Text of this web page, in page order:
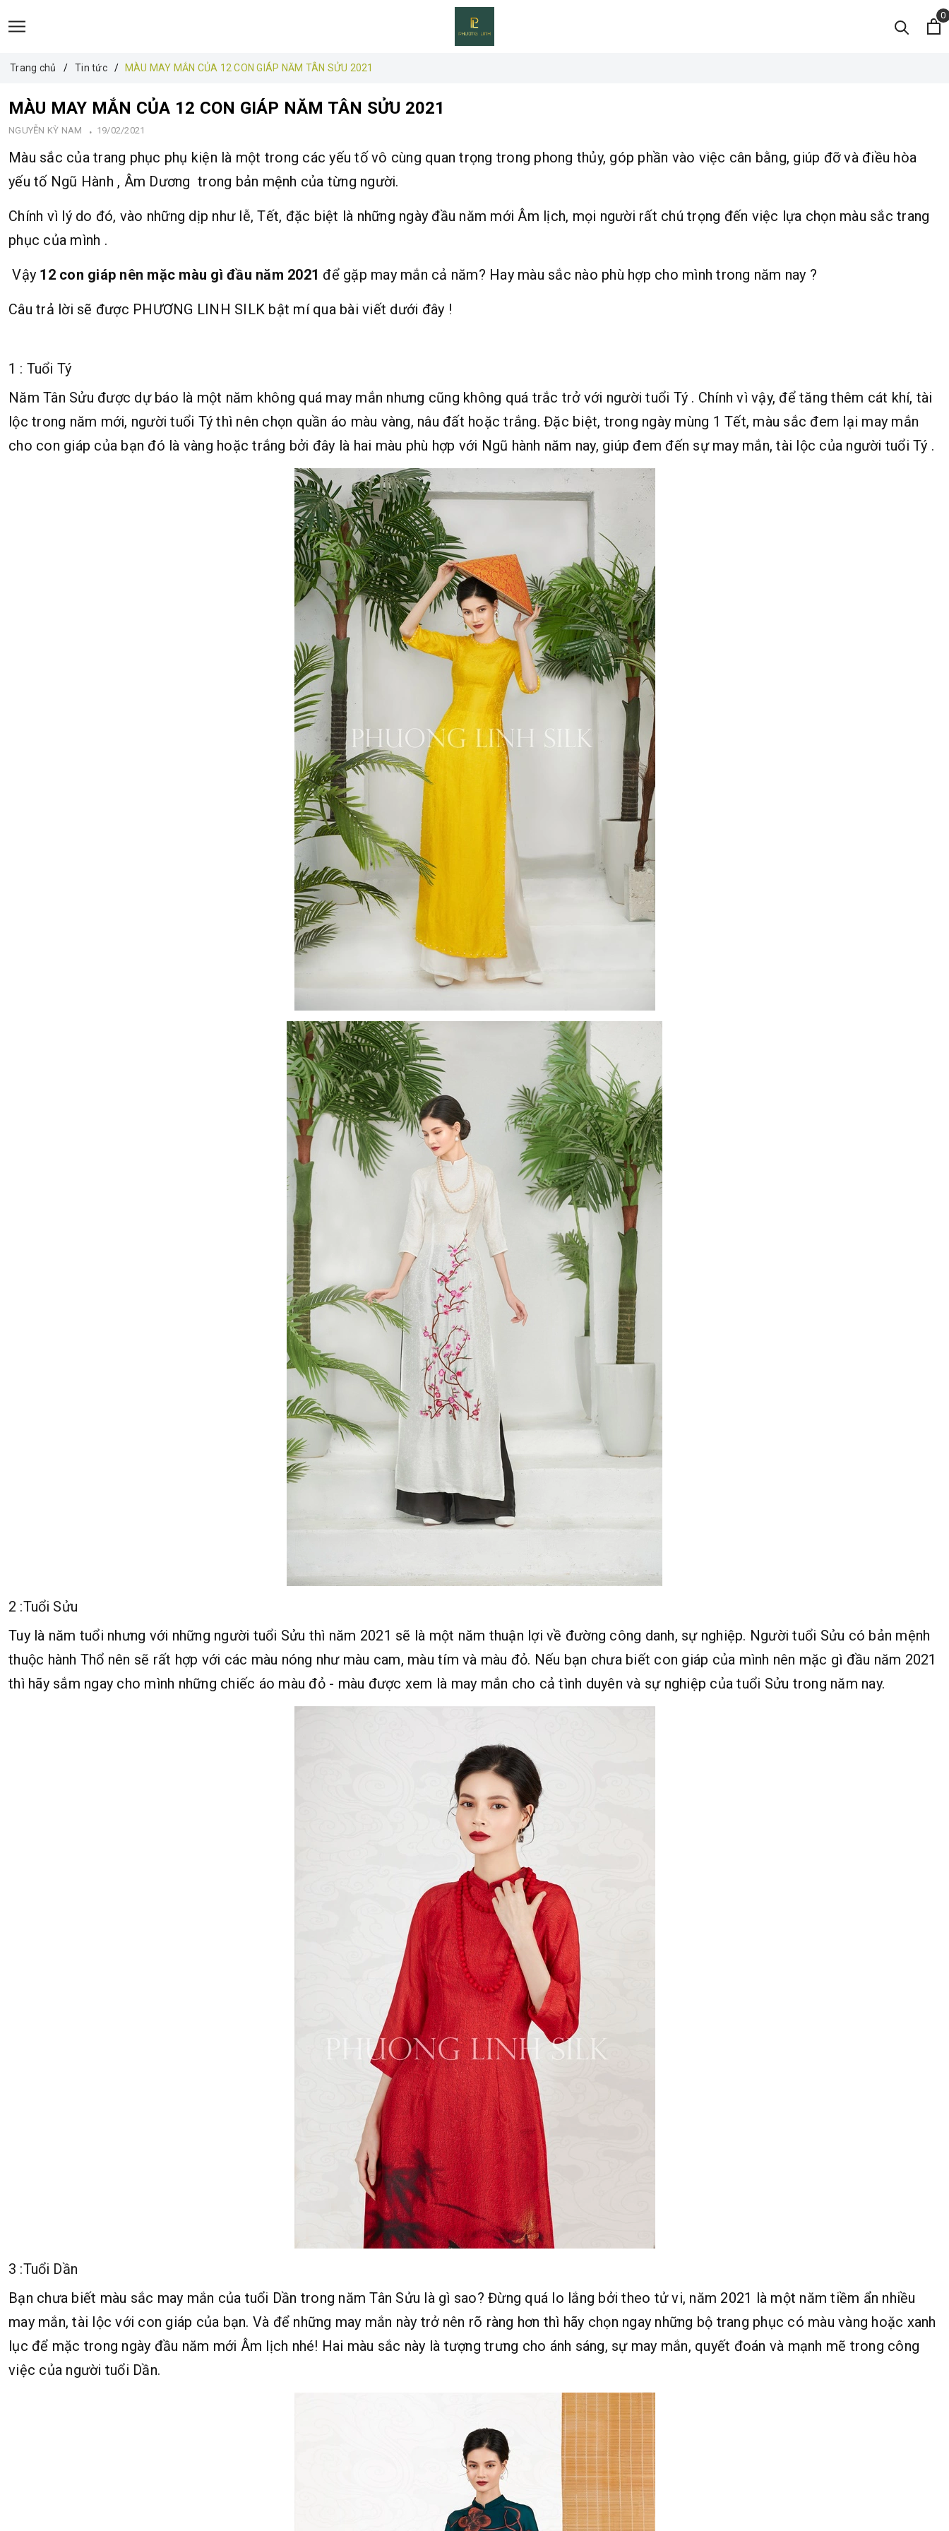
0
Trang chủ Tin tức MÀU MAY MẮN CỦA 12 CON GIÁP NĂM TÂN SỬU 2021
MÀU MAY MẮN CỦA 12 CON GIÁP NĂM TÂN SỬU 2021
NGUYỄN KỲ NAM 19/02/2021
Màu sắc của trang phục phụ kiện là một trong các yếu tố vô cùng quan trọng trong phong thủy, góp phần vào việc cân bằng, giúp đỡ và điều hòa
yếu tố Ngũ Hành , Âm Dương trong bản mệnh của từng người.
Chính vì lý do đó, vào những dịp như lễ, Tết, đặc biệt là những ngày đầu năm mới Âm lịch, mọi người rất chú trọng đến việc lựa chọn màu sắc trang
phục của mình .
Vậy 12 con giáp nên mặc màu gì đầu năm 2021 để gặp may mắn cả năm? Hay màu sắc nào phù hợp cho mình trong năm nay ?
Câu trả lời sẽ được PHƯƠNG LINH SILK bật mí qua bài viết dưới đây !
1 : Tuổi Tý
Năm Tân Sửu được dự báo là một năm không quá may mắn nhưng cũng không quá trắc trở với người tuổi Tý . Chính vì vậy, để tăng thêm cát khí, tài
lộc trong năm mới, người tuổi Tý thì nên chọn quần áo màu vàng, nâu đất hoặc trắng. Đặc biệt, trong ngày mùng 1 Tết, màu sắc đem lại may mắn
cho con giáp của bạn đó là vàng hoặc trắng bởi đây là hai màu phù hợp với Ngũ hành năm nay, giúp đem đến sự may mắn, tài lộc của người tuổi Tý .
2 :Tuổi Sửu
Tuy là năm tuổi nhưng với những người tuổi Sửu thì năm 2021 sẽ là một năm thuận lợi về đường công danh, sự nghiệp. Người tuổi Sửu có bản mệnh
thuộc hành Thổ nên sẽ rất hợp với các màu nóng như màu cam, màu tím và màu đỏ. Nếu bạn chưa biết con giáp của mình nên mặc gì đầu năm 2021
thì hãy sắm ngay cho mình những chiếc áo màu đỏ - màu được xem là may mắn cho cả tình duyên và sự nghiệp của tuổi Sửu trong năm nay.
3 :Tuổi Dần
Bạn chưa biết màu sắc may mắn của tuổi Dần trong năm Tân Sửu là gì sao? Đừng quá lo lắng bởi theo tử vi, năm 2021 là một năm tiềm ẩn nhiều
may mắn, tài lộc với con giáp của bạn. Và để những may mắn này trở nên rõ ràng hơn thì hãy chọn ngay những bộ trang phục có màu vàng hoặc xanh
lục để mặc trong ngày đầu năm mới Âm lịch nhé! Hai màu sắc này là tượng trưng cho ánh sáng, sự may mắn, quyết đoán và mạnh mẽ trong công
việc của người tuổi Dần.